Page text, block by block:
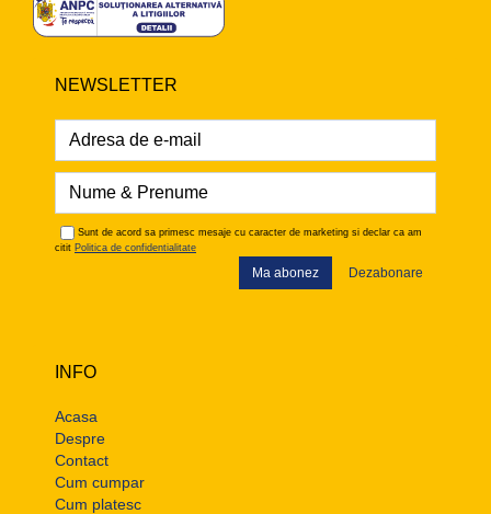
NEWSLETTER
Sunt de acord sa primesc mesaje cu caracter de marketing si declar ca am
citit Politica de confidentialitate
Ma abonez Dezabonare
INFO
Acasa
Despre
Contact
Cum cumpar
Cum platesc